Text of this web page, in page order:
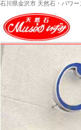
石川県金沢市 天然石・パワ